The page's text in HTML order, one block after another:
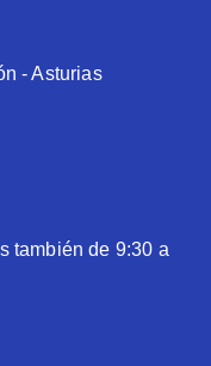
- Asturias
también de 9:30 a